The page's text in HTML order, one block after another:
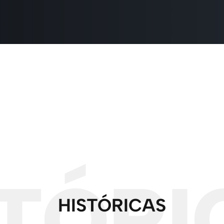
HISTÓRICAS